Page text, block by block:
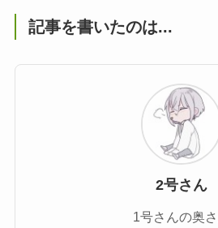
記事を書いたのは...
2号さん
1号さんの奥